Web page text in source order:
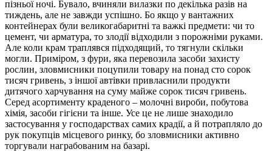
пізньої ночі. Бувало, вчиняли вилазки по декілька разів на
тиждень, але не завжди успішно. Бо якщо у вантажних
контейнерах були великогабаритні та важкі предмети: чи то
цемент, чи арматура, то злодії відходили з порожніми руками.
Але коли крам траплявся підходящий, то тягнули скільки
могли. Приміром, з фури, яка перевозила засоби захисту
рослин, зловмисники поцупили товару на понад сто сорок
тисяч гривень, з іншої автівки привласнили продукти
дитячого харчування на суму майже сорок тисяч гривень.
Серед асортименту краденого – молочні вироби, побутова
хімія, засоби гігієни та інше. Усе це не лише знаходило
застосування у господарствах самих крадії, а й потрапляло до
рук покупців місцевого ринку, бо зловмисники активно
торгували награбованим на базарі.